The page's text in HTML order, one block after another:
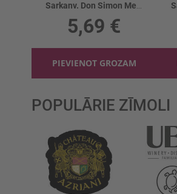
Sarkanv. Don Simon Merlot 12% tetra
5,69 €
PIEVIENOT GROZAM
POPULĀRIE ZĪMOLI